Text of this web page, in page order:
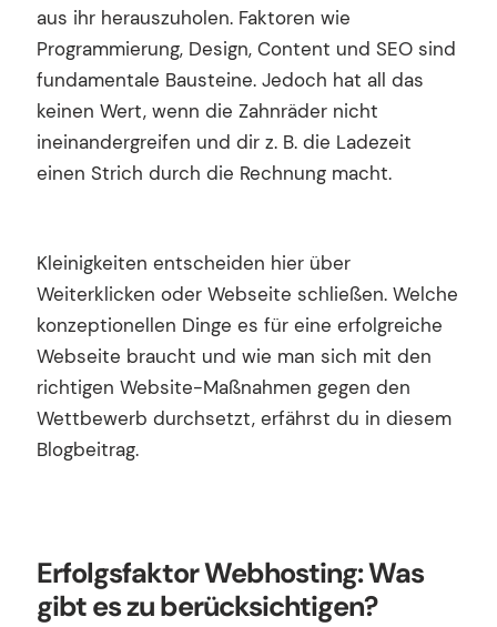
aus ihr herauszuholen. Faktoren wie
Programmierung, Design, Content und SEO sind
fundamentale Bausteine. Jedoch hat all das
keinen Wert, wenn die Zahnräder nicht
ineinandergreifen und dir z. B. die Ladezeit
einen Strich durch die Rechnung macht.
Kleinigkeiten entscheiden hier über
Weiterklicken oder Webseite schließen. Welche
konzeptionellen Dinge es für eine erfolgreiche
Webseite braucht und wie man sich mit den
richtigen Website-Maßnahmen gegen den
Wettbewerb durchsetzt, erfährst du in diesem
Blogbeitrag.
Erfolgsfaktor Webhosting: Was
gibt es zu berücksichtigen?